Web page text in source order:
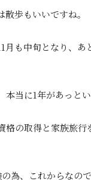
歩もいいですね。
月も中旬となり、あ
当に1年があっとい
格の取得と家族旅行
為、これからなの